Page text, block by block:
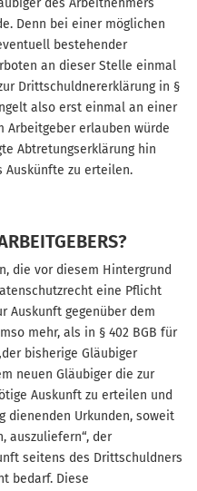
des Arbeitnehmers
Denn bei einer möglichen
bestehender
an dieser Stelle einmal
Drittschuldnererklärung in §
also erst einmal an einer
Arbeitgeber erlauben würde
Abtretungserklärung hin
Auskünfte zu erteilen.
die vor diesem Hintergrund
eine Pflicht
Auskunft gegenüber dem
mehr, als in § 402 BGB für
bisherige Gläubiger
neuen Gläubiger die zur
Auskunft zu erteilen und
dienenden Urkunden, soweit
auszuliefern“, der
seitens des Drittschuldners
bedarf. Diese